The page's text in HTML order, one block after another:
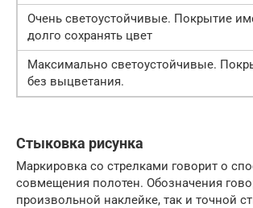
Очень светоустойчивые. Покрытие
долго сохранять цвет
Максимально светоустойчивые.
без выцветания.
Стыковка рисунка
Маркировка со стрелками говорит о
совмещения полотен. Обозначения
произвольной наклейке, так и точной